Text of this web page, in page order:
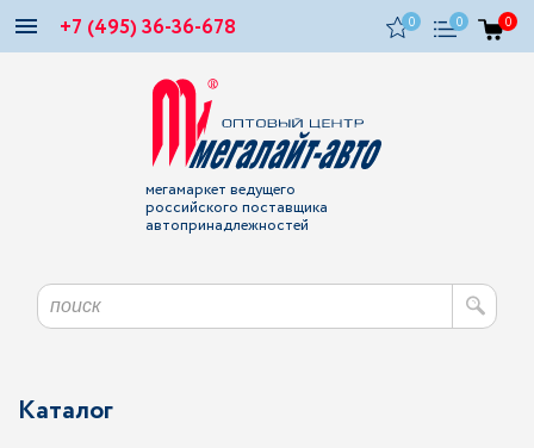
+7 (495) 36-36-678 0 0 0
мегамаркет ведущего
российского поставщика
автопринадлежностей
Каталог